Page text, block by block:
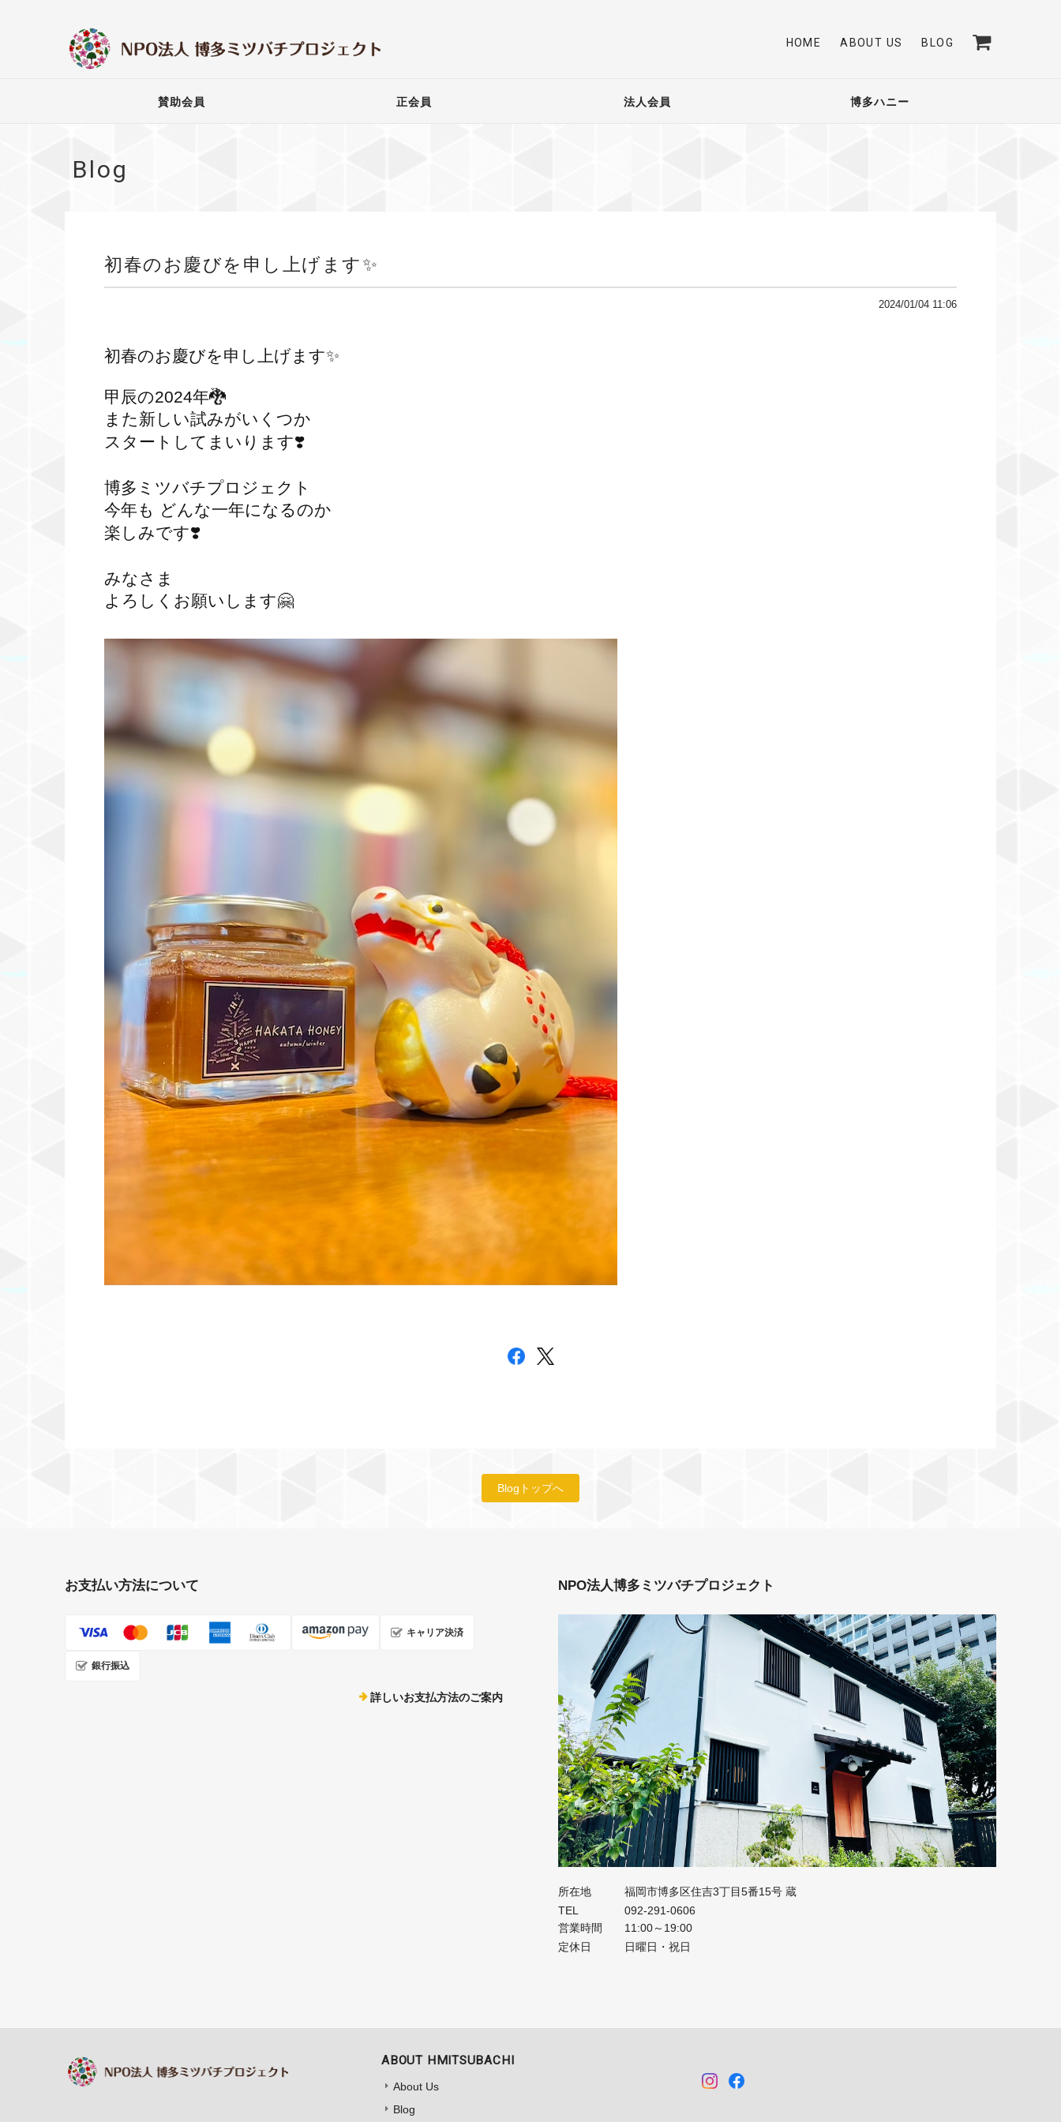
HOME ABOUT US BLOG
賛助会員 正会員 法人会員 博多ハニー
Blog
初春のお慶びを申し上げます✨
2024/01/04 11:06
初春のお慶びを申し上げます✨
甲辰の2024年🐉
また新しい試みがいくつか
スタートしてまいります❣️
博多ミツバチプロジェクト
今年も どんな一年になるのか
楽しみです❣️
みなさま
よろしくお願いします🤗
Blogトップへ
お支払い方法について
キャリア決済
銀行振込
詳しいお支払方法のご案内
NPO法人博多ミツバチプロジェクト
所在地
福岡市博多区住吉3丁目5番15号 蔵
TEL
092-291-0606
営業時間
11:00～19:00
定休日
日曜日・祝日
ABOUT HMITSUBACHI
About Us
Blog